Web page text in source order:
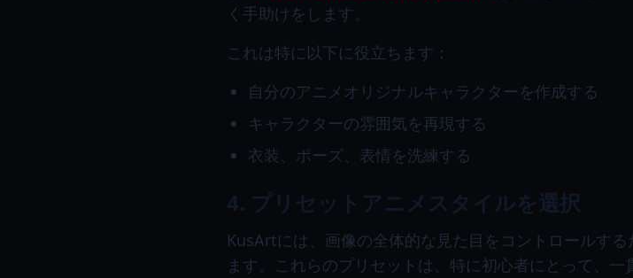
く手助けをします。
これは特に以下に役立ちます：
自分のアニメオリジナルキャラクターを作成する
キャラクターの雰囲気を再現する
衣装、ポーズ、表情を洗練する
4. プリセットアニメスタイルを選択
KusArtには、画像の全体的な見た目をコントロールする
ます。これらのプリセットは、特に初心者にとって、